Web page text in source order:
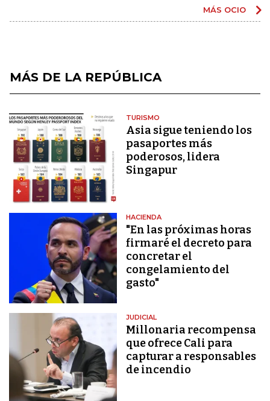
MÁS OCIO
MÁS DE LA REPÚBLICA
TURISMO
Asia sigue teniendo los
pasaportes más
poderosos, lidera
Singapur
HACIENDA
"En las próximas horas
firmaré el decreto para
concretar el
congelamiento del
gasto"
JUDICIAL
Millonaria recompensa
que ofrece Cali para
capturar a responsables
de incendio